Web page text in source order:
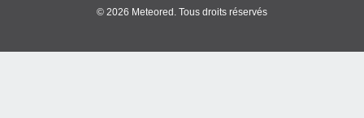
© 2026 Meteored. Tous droits réservés